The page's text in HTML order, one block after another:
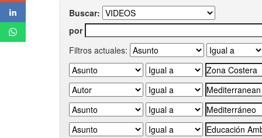
Buscar:
por
Filtros actuales: